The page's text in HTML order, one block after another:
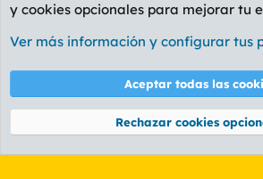
Foro Deportes
Cookies
PL OLDSTYLE AMARILLO
Términos y reglas Política
Community platform by XenForo® © 2010-2026
y cookies opcionales para mejorar tu
Ver más información y configurar tus
Aceptar todas las
Rechazar cookies